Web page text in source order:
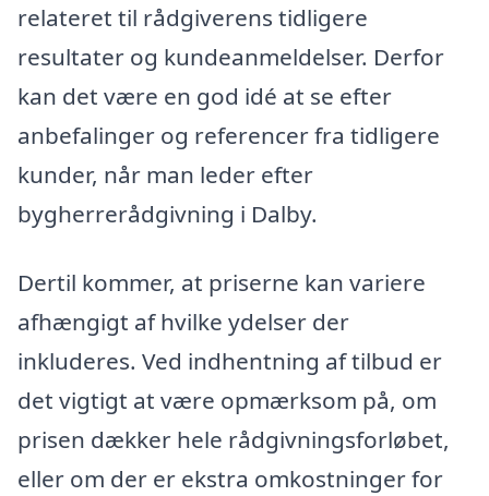
relateret til rådgiverens tidligere
resultater og kundeanmeldelser. Derfor
kan det være en god idé at se efter
anbefalinger og referencer fra tidligere
kunder, når man leder efter
bygherrerådgivning i Dalby.
Dertil kommer, at priserne kan variere
afhængigt af hvilke ydelser der
inkluderes. Ved indhentning af tilbud er
det vigtigt at være opmærksom på, om
prisen dækker hele rådgivningsforløbet,
eller om der er ekstra omkostninger for